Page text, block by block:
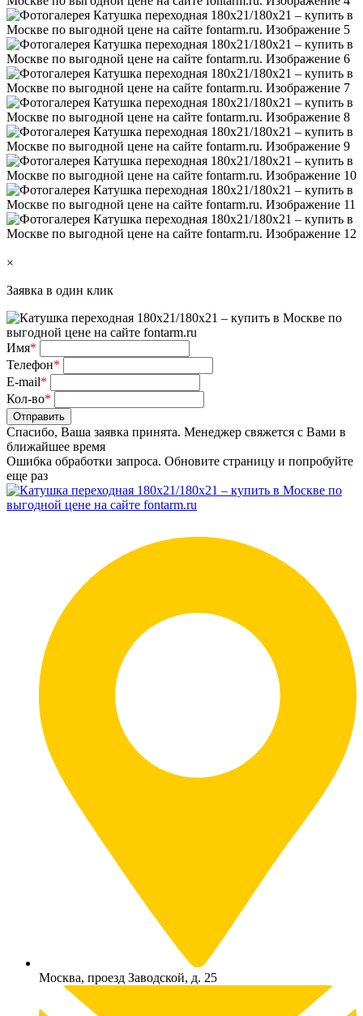
×
Заявка в один клик
Имя*
Телефон*
E-mail*
Кол-во*
Отправить
Спасибо, Ваша заявка принята. Менеджер свяжется с Вами в
ближайшее время
Ошибка обработки запроса. Обновите страницу и попробуйте
еще раз
Москва, проезд Заводской, д. 25